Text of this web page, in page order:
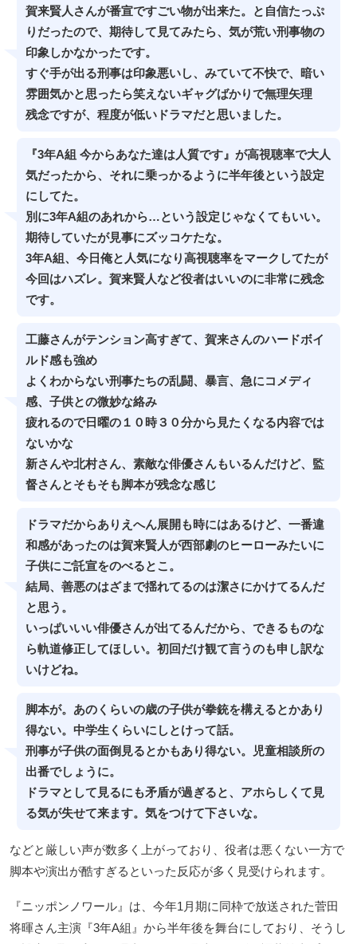
賀来賢人さんが番宣ですごい物が出来た。と自信たっぷ
りだったので、期待して見てみたら、気が荒い刑事物の
印象しかなかったです。
すぐ手が出る刑事は印象悪いし、みていて不快で、暗い
雰囲気かと思ったら笑えないギャグばかりで無理矢理
残念ですが、程度が低いドラマだと思いました。
『3年A組 今からあなた達は人質です』が高視聴率で大人
気だったから、それに乗っかるように半年後という設定
にしてた。
別に3年A組のあれから…という設定じゃなくてもいい。
期待していたが見事にズッコケたな。
3年A組、今日俺と人気になり高視聴率をマークしてたが
今回はハズレ。賀来賢人など役者はいいのに非常に残念
です。
工藤さんがテンション高すぎて、賀来さんのハードボイ
ルド感も強め
よくわからない刑事たちの乱闘、暴言、急にコメディ
感、子供との微妙な絡み
疲れるので日曜の１０時３０分から見たくなる内容では
ないかな
新さんや北村さん、素敵な俳優さんもいるんだけど、監
督さんとそもそも脚本が残念な感じ
ドラマだからありえへん展開も時にはあるけど、一番違
和感があったのは賀来賢人が西部劇のヒーローみたいに
子供にご託宣をのべるとこ。
結局、善悪のはざまで揺れてるのは潔さにかけてるんだ
と思う。
いっぱいいい俳優さんが出てるんだから、できるものな
ら軌道修正してほしい。初回だけ観て言うのも申し訳な
いけどね。
脚本が。あのくらいの歳の子供が拳銃を構えるとかあり
得ない。中学生くらいにしとけって話。
刑事が子供の面倒見るとかもあり得ない。児童相談所の
出番でしょうに。
ドラマとして見るにも矛盾が過ぎると、アホらしくて見
る気が失せて来ます。気をつけて下さいな。
などと厳しい声が数多く上がっており、役者は悪くない一方で
脚本や演出が酷すぎるといった反応が多く見受けられます。
『ニッポンノワール』は、今年1月期に同枠で放送された菅田
将暉さん主演『3年A組』から半年後を舞台にしており、そうし